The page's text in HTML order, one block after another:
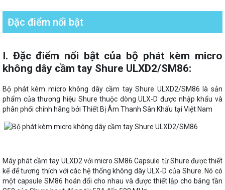
Đặc điểm nổi bật
I. Đặc điểm nổi bật của bộ phát kèm micro
không dây cầm tay Shure ULXD2/SM86:
Bộ phát kèm micro không dây cầm tay Shure ULXD2/SM86 là sản
phẩm của thương hiệu Shure thuộc dòng ULX-D được nhập khẩu và
phân phối chính hãng bởi Thiết Bị Âm Thanh Sân Khấu tại Việt Nam
Máy phát cầm tay ULXD2 với micro SM86 Capsule từ Shure được thiết
kế để tương thích với các hệ thống không dây ULX-D của Shure. Nó có
một capsule SM86 hoán đổi cho nhau và được thiết lập cho băng tần